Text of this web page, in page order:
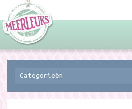
Categorieën